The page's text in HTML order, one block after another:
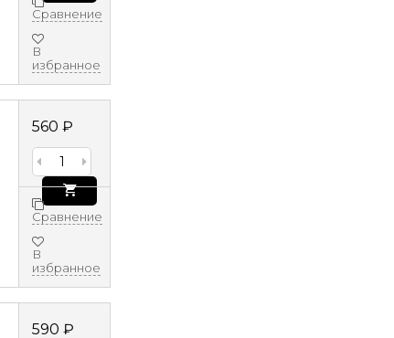
Сравнение
В
избранное
560 ₽
Сравнение
В
избранное
590 ₽